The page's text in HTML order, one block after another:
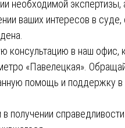
необходимой экспертизы,
ваших интересов в суде,
консультацию в наш офис,
«Павелецкая».
помощь и поддержку
получении справедливости